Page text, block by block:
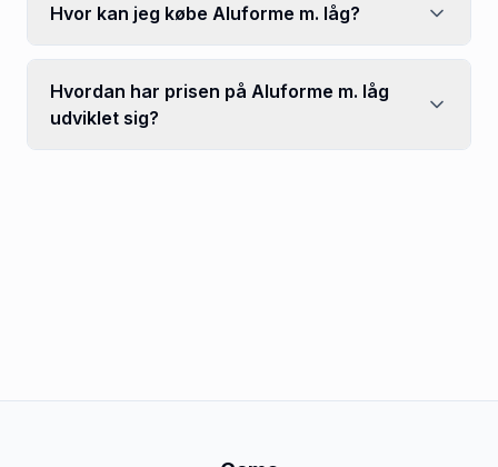
Hvor kan jeg købe Aluforme m. låg?
Hvordan har prisen på Aluforme m. låg
udviklet sig?